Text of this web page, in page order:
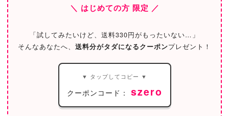
＼ はじめての方 限定 ／
「試してみたいけど、送料330円がもったいない…」
そんなあなたへ、 送料分がタダになるクーポンプレゼント！
▼ タップしてコピー ▼
クーポンコード： szero